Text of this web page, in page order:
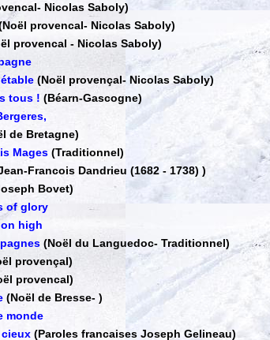
- Nicolas Saboly)
provencal- Nicolas Saboly)
provencal- Nicolas Saboly)
(Noël provençal-Nicolas Saboly)
tous ! (Béarn-Gascogne)
de Bretagne)
Mages(Traditionnel)
Francois Dandrieu (1682 - 1738) )
Bovet)
of glory
high
(Noël du Languedoc-Traditionnel)
provençal)
provencal)
(Noël de Bresse-)
monde
(Paroles francaises Joseph Gelineau)